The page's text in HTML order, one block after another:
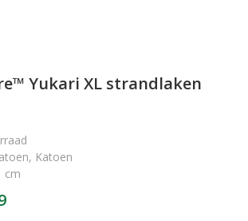
Yukari XL strandlaken
Katoen
cm